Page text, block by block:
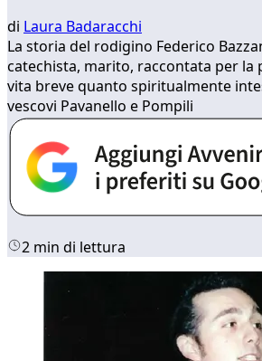
di Laura Badaracchi
La storia del rodigino Federico
catechista, marito, raccontata per la
vita breve quanto spiritualmente
vescovi Pavanello e Pompili
2 min di lettura